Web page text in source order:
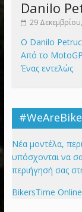
Danilo
29
Ο Danilo
Από το MotoGP
Ένας εντελώς
Νέα μοντέλα,
υπόσχονται να
περιήγησή σας
BikersTime